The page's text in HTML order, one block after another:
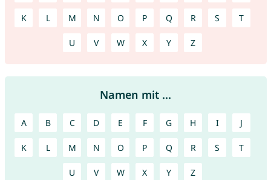
K L M N O P Q R S T
U V W X Y Z
Namen mit ...
A B C D E F G H I J
K L M N O P Q R S T
U V W X Y Z